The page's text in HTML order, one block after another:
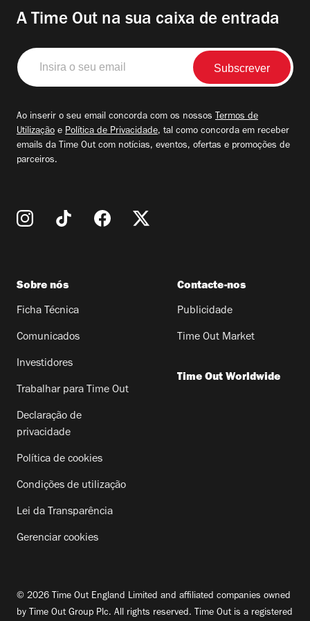
A Time Out na sua caixa de entrada
Insira
o
seu
Ao inserir o seu email concorda com os nossos Termos de
Utilização e Política de Privacidade, tal como concorda em receber
emails da Time Out com notícias, eventos, ofertas e promoções de
parceiros.
Sobre nós
Ficha Técnica
Comunicados
Investidores
Trabalhar para Time Out
Declaração de
privacidade
Política de cookies
Condições de utilização
Lei da Transparência
Gerenciar cookies
Contacte-nos
Publicidade
Time Out Market
Time Out Worldwide
© 2026 Time Out England Limited and affiliated companies owned
by Time Out Group Plc. All rights reserved. Time Out is a registered